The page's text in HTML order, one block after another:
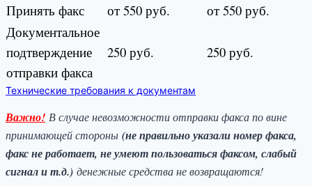
Принять факс
от 550 руб.
от 550 руб.
Документальное
подтверждение
отправки факса
250 руб. 250 руб.
Технические требования к документам
Важно! В случае невозможности отправки факса по вине
принимающей стороны (не правильно указали номер факса,
факс не работает, не умеют пользоваться факсом, слабый
сигнал и т.д.) денежные средства не возвращаются!